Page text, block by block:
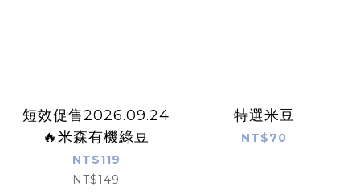
短效促售2026.09.24
🔥米森有機綠豆
NT$119
NT$149
特選米豆
NT$70